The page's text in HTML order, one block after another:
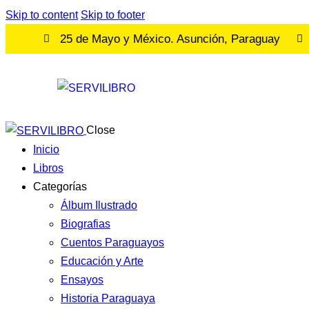
Skip to content Skip to footer
25 de Mayo y México. Asunción, Paraguay
Close
Inicio
Libros
Categorías
Álbum Ilustrado
Biografias
Cuentos Paraguayos
Educación y Arte
Ensayos
Historia Paraguaya